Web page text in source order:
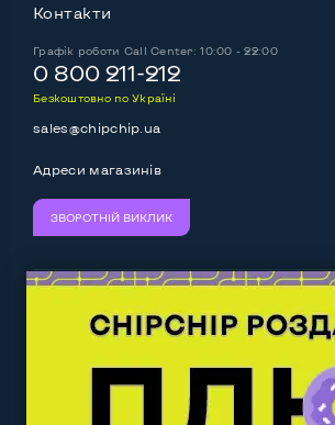
Контакти
Графік роботи Call Center: 10:00 - 22:00
0 800 211-212
Безкоштовно по Україні
sales@chipchip.ua
Адреси магазинів
ЗВОРОТНІЙ ВИКЛИК
Work.ua
— самий кльовий
наш партнер